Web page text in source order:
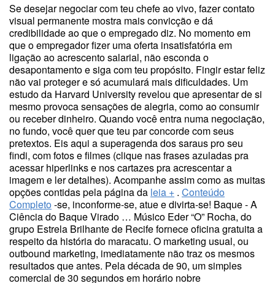
Se desejar negociar com teu chefe ao vivo, fazer contato
visual permanente mostra mais convicção e dá
credibilidade ao que o empregado diz. No momento em
que o empregador fizer uma oferta insatisfatória em
ligação ao acrescento salarial, não esconda o
desapontamento e siga com teu propósito. Fingir estar feliz
não vai proteger e só acumulará mais dificuldades. Um
estudo da Harvard University revelou que apresentar de si
mesmo provoca sensações de alegria, como ao consumir
ou receber dinheiro. Quando você entra numa negociação,
no fundo, você quer que teu par concorde com seus
pretextos. Eis aqui a superagenda dos saraus pro seu
findi, com fotos e filmes (clique nas frases azuladas pra
acessar hiperlinks e nos cartazes pra acrescentar a
imagem e ler detalhes). Acompanhe assim como as muitas
opções contidas pela página da leia + . Conteúdo
Completo-se, inconforme-se, atue e divirta-se! Baque - A
Ciência do Baque Virado … Músico Eder “O” Rocha, do
grupo Estrela Brilhante de Recife fornece oficina gratuita a
respeito da história do maracatu. O marketing usual, ou
outbound marketing, imediatamente não traz os mesmos
resultados que antes. Pela década de 90, um simples
comercial de 30 segundos em horário nobre